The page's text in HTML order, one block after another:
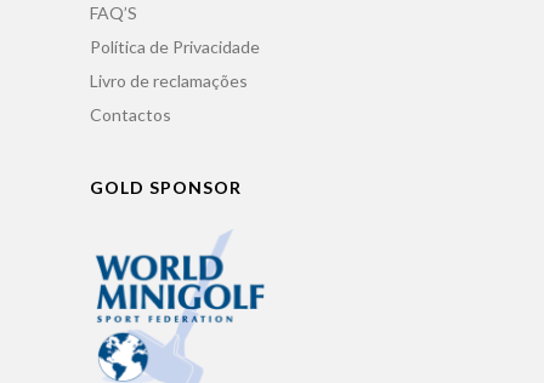
FAQ’S
Política de Privacidade
Livro de reclamações
Contactos
GOLD SPONSOR